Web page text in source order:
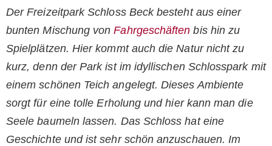
Der Freizeitpark Schloss Beck besteht aus einer
bunten Mischung vonFahrgeschäften bis hin zu
Spielplätzen. Hier kommt auch die Natur nicht zu
kurz, denn der Park ist im idyllischen Schlosspark mit
einem schönen Teich angelegt. Dieses Ambiente
sorgt für eine tolle Erholung und hier kann man die
Seele baumeln lassen. Das Schloss hat eine
Geschichte und ist sehr schön anzuschauen. Im